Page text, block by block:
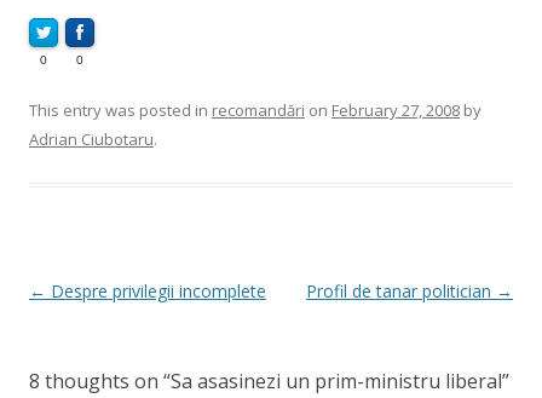
0 0
This entry was posted in recomandări on February 27, 2008 by
Adrian Ciubotaru.
Post
← Despre privilegii incomplete Profil de tanar politician →
8 thoughts on “Sa asasinezi un prim-ministru liberal”